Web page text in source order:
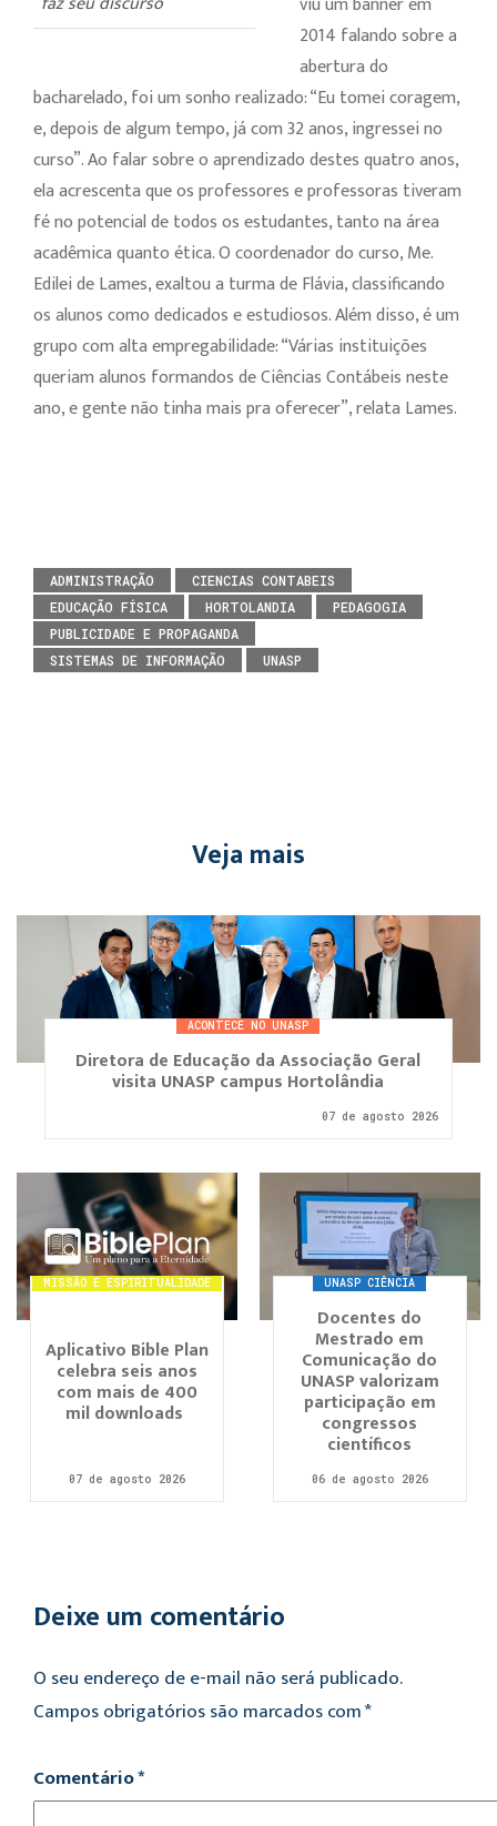
2014 falando sobre a
abertura do
bacharelado, foi um sonho realizado: “Eu tomei coragem,
e, depois de algum tempo, já com 32 anos, ingressei no
curso”. Ao falar sobre o aprendizado destes quatro anos,
ela acrescenta que os professores e professoras tiveram
fé no potencial de todos os estudantes, tanto na área
acadêmica quanto ética. O coordenador do curso, Me.
Edilei de Lames, exaltou a turma de Flávia, classificando
os alunos como dedicados e estudiosos. Além disso, é um
grupo com alta empregabilidade: “Várias instituições
queriam alunos formandos de Ciências Contábeis neste
ano, e gente não tinha mais pra oferecer”, relata Lames.
ADMINISTRAÇÃO
CIENCIAS CONTABEIS
EDUCAÇÃO FÍSICA
HORTOLANDIA
PEDAGOGIA
PUBLICIDADE E PROPAGANDA
SISTEMAS DE INFORMAÇÃO
UNASP
Veja mais
ACONTECE NO UNASP
Diretora de Educação da Associação Geral
visita UNASP campus Hortolândia
07 de agosto 2026
MISSÃO E ESPIRITUALIDADE
Aplicativo Bible Plan
celebra seis anos
com mais de 400
mil downloads
07 de agosto 2026
UNASP CIÊNCIA
Docentes do
Mestrado em
Comunicação do
UNASP valorizam
participação em
congressos
científicos
06 de agosto 2026
Deixe um comentário
O seu endereço de e-mail não será publicado.
Campos obrigatórios são marcados com*
Comentário*